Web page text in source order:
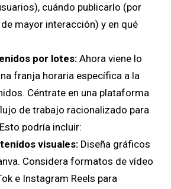
cuándo publicarlo (por
mayor interacción) y en qué
por lotes: Ahora viene lo
franja horaria específica a la
Céntrate en una plataforma
de trabajo racionalizado para
podría incluir:
visuales: Diseña gráficos
Considera formatos de vídeo
e Instagram Reels para